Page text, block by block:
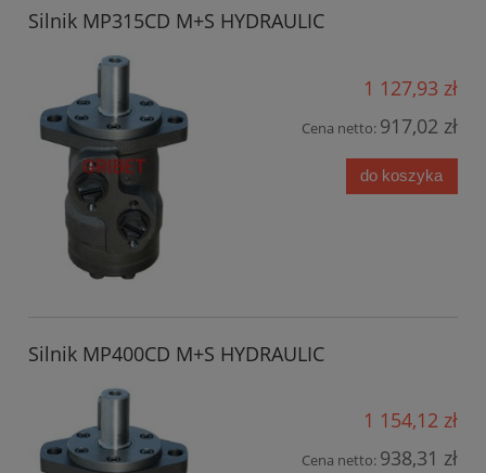
Silnik MP315CD M+S HYDRAULIC
1 127,93 zł
Cena netto: 917,02 zł
do koszyka
Silnik MP400CD M+S HYDRAULIC
1 154,12 zł
Cena netto: 938,31 zł